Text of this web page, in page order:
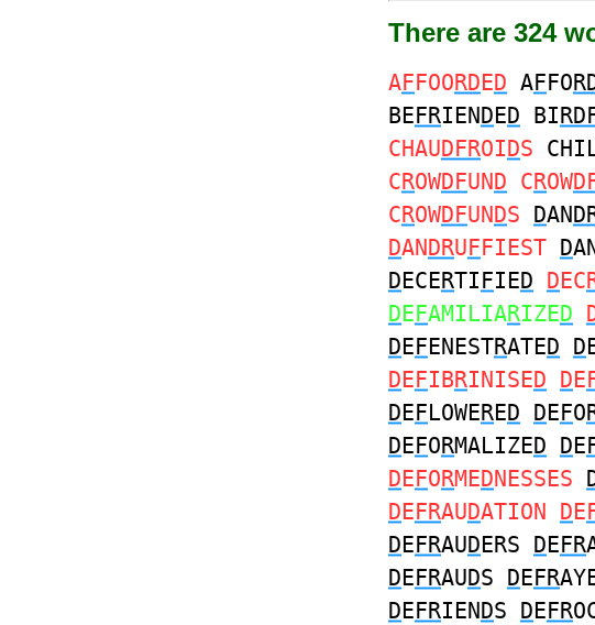
There are 324
AFFOORDED AFFO
BEFRIENDED BI
CHAUDFROIDS
CROWDFUND CROW
CROWDFUNDS DAN
DANDRUFFIEST D
DECERTIFIED DEC
DEFAMILIARIZED
DEFENESTRATED D
DEFIBRINISED DE
DEFLOWERED DEFO
DEFORMALIZED DE
DEFORMEDNESSES
DEFRAUDATION DE
DEFRAUDERS DEFR
DEFRAUDS DEFR
DEFRIENDS DEFR